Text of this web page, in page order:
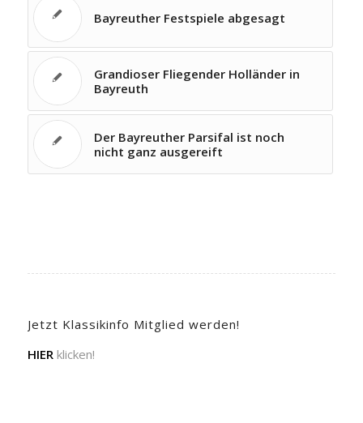
Bayreuther Festspiele abgesagt
Grandioser Fliegender Holländer in
Bayreuth
Der Bayreuther Parsifal ist noch
nicht ganz ausgereift
Jetzt Klassikinfo Mitglied werden!
HIER klicken!